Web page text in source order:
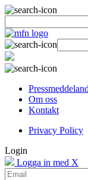
Om oss
Kontakt
Privacy Policy
Login
Logga in med X